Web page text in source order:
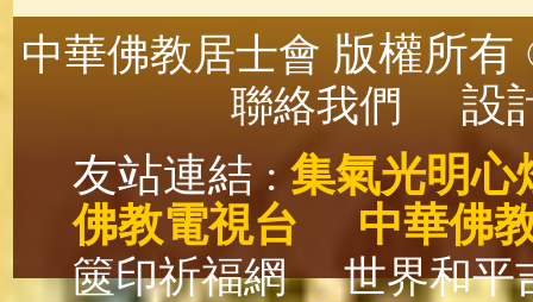
中華佛教居士會 版權所
聯絡我們
設
友站連結 : 集氣光明心
佛教電視台
中華佛
篋印祈福網
世界和平